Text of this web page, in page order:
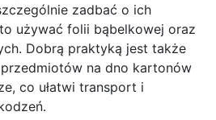
zadbać o ich
używać folii bąbelkowej oraz
Dobrą praktyką jest także
na dno kartonów
co ułatwi transport i